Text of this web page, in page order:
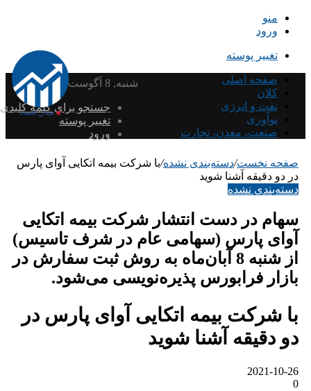
منو
ورود
تغییر پوسته
صفحه اصلی
کلان
نفت و انرژی
نوآوری
صنعت، معدن، تجارت
شنبه, 8 آگوست 2026
جستجو برای کلمه کلیدی
تغییر پوسته
ورود
صفحه نخست/دسته‌بندی نشده/با شرکت بیمه اتکایی آوای پارس
در دو دقیقه آشنا شوید
دسته‌بندی نشده
سهام در دست انتشار شرکت بیمه اتکایی
آوای پارس (سهامی عام در شرف تاسیس)
از شنبه 8 آبان‌ماه به روش ثبت سفارش در
بازار فرابورس پذیره‌نویسی می‌شود.
با شرکت بیمه اتکایی آوای پارس در
دو دقیقه آشنا شوید
2021-10-26
0